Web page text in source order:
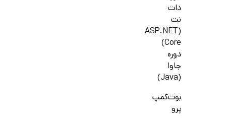
دات
نت
(ASP.NET
Core)
دوره
جاوا
(Java)
بوت‌کمپ
پرو